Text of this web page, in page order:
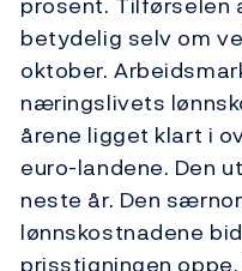
betydelig selv om
oktober.
næringslivets
årene ligget klart i
euro-landene. Den
neste år. Den
lønnskostnadene